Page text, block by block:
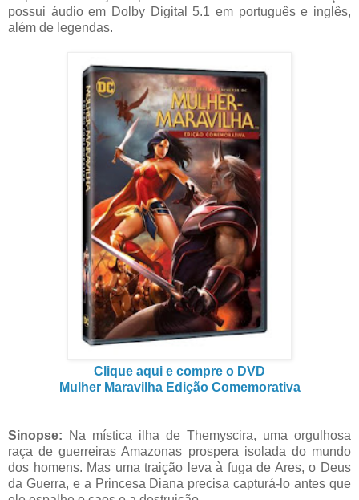
possui áudio em Dolby Digital 5.1 em português e inglês,
além de legendas.
Clique aqui e compre o DVD
Mulher Maravilha Edição Comemorativa
Sinopse:
Na mística ilha de Themyscira, uma orgulhosa
raça de guerreiras Amazonas prospera isolada do mundo
dos homens. Mas uma traição leva à fuga de Ares, o Deus
da Guerra, e a Princesa Diana precisa capturá-lo antes que